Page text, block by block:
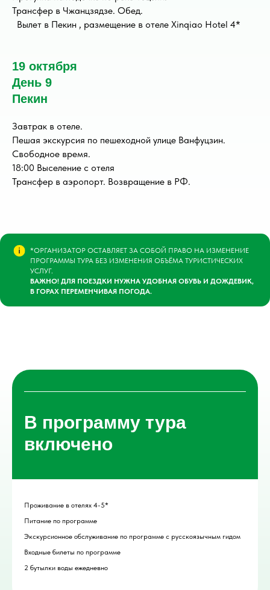
Трансфер в Чжанцзядзе. Обед.
Вылет в Пекин , размещение в отеле Xinqiao Hotel 4*
19 октября
День 9
Пекин
Завтрак в отеле.
Пешая экскурсия по пешеходной улице Ванфуцзин.
Свободное время.
18:00 Выселение с отеля
Трансфер в аэропорт. Возвращение в РФ.
*ОРГАНИЗАТОР ОСТАВЛЯЕТ ЗА СОБОЙ ПРАВО НА ИЗМЕНЕНИЕ
ПРОГРАММЫ ТУРА БЕЗ ИЗМЕНЕНИЯ ОБЪЁМА ТУРИСТИЧЕСКИХ
УСЛУГ.
ВАЖНО! ДЛЯ ПОЕЗДКИ НУЖНА УДОБНАЯ ОБУВЬ И ДОЖДЕВИК,
В ГОРАХ ПЕРЕМЕНЧИВАЯ ПОГОДА.
В программу тура
включено
Проживание в отелях 4-5*
Питание по программе
Экскурсионное обслуживание по программе с русскоязычным гидом
Входные билеты по программе
2 бутылки воды ежедневно